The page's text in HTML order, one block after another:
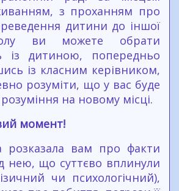
з проханням про
дитини до іншої
ви можете обрати
із дитиною, попередньо
із класним керівником,
розуміти, що у вас буде
на новому місці.
момент!
вам про факти
нею, що суттєво вплинули
чи психологічний),